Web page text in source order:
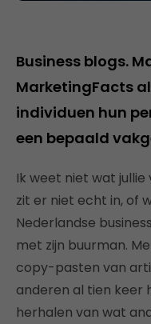
Business blogs.
MarketingFacts
individuen hun
een bepaald
Ik weet niet wat
zit er niet echt in, of
Nederlandse
met zijn buurman.
copy-pasten van
anderen al tien keer
herhalen van wat